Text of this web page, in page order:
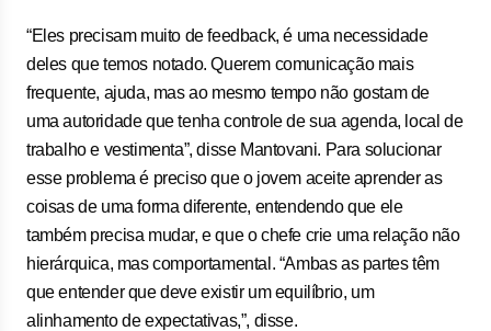
“Eles precisam muito de feedback, é uma necessidade
deles que temos notado. Querem comunicação mais
frequente, ajuda, mas ao mesmo tempo não gostam de
uma autoridade que tenha controle de sua agenda, local de
trabalho e vestimenta”, disse Mantovani. Para solucionar
esse problema é preciso que o jovem aceite aprender as
coisas de uma forma diferente, entendendo que ele
também precisa mudar, e que o chefe crie uma relação não
hierárquica, mas comportamental. “Ambas as partes têm
que entender que deve existir um equilíbrio, um
alinhamento de expectativas,”, disse.